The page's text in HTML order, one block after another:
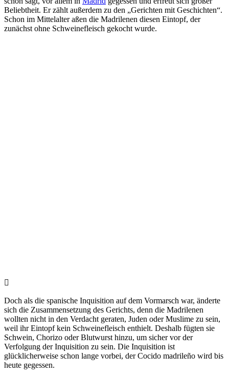
Beliebtheit. Er zählt außerdem zu den „Gerichten mit Geschichten“.
Schon im Mittelalter aßen die Madrilenen diesen Eintopf, der
zunächst ohne Schweinefleisch gekocht wurde.
Doch als die spanische Inquisition auf dem Vormarsch war, änderte
sich die Zusammensetzung des Gerichts, denn die Madrilenen
wollten nicht in den Verdacht geraten, Juden oder Muslime zu sein,
weil ihr Eintopf kein Schweinefleisch enthielt. Deshalb fügten sie
Schwein, Chorizo oder Blutwurst hinzu, um sicher vor der
Verfolgung der Inquisition zu sein. Die Inquisition ist
glücklicherweise schon lange vorbei, der Cocido madrileño wird bis
heute gegessen.